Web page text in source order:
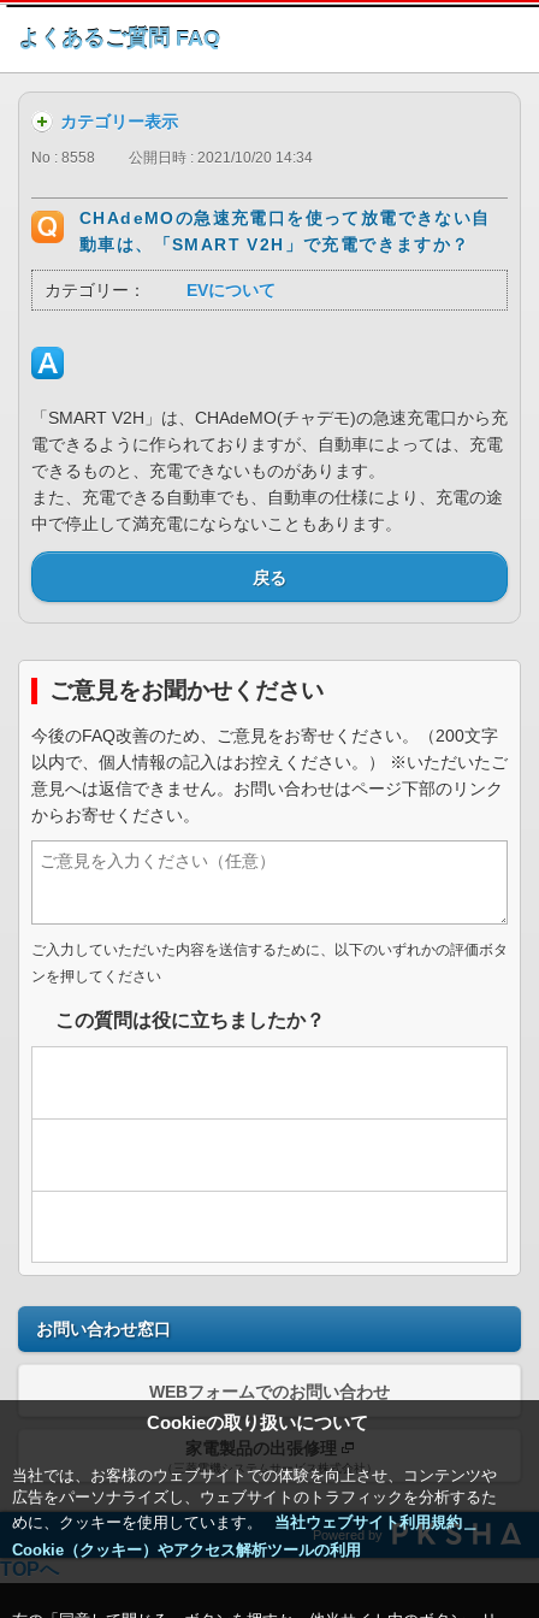
このページの本文へ
よくあるご質問 FAQ
Cookieの取り扱いについて
当社では、お客様のウェブサイトでの体験を向上させ、コンテンツや
広告をパーソナライズし、ウェブサイトのトラフィックを分析するた
めに、クッキーを使用しています。
当社ウェブサイト利用規約＿
Cookie（クッキー）やアクセス解析ツールの利用
カテゴリー表示
No : 8558 公開日時 : 2021/10/20 14:34
CHAdeMOの急速充電口を使って放電できない自
動車は、「SMART V2H」で充電できますか？
カテゴリー： EVについて
「SMART V2H」は、CHAdeMO(チャデモ)の急速充電口から充
電できるように作られておりますが、自動車によっては、充電
できるものと、充電できないものがあります。
また、充電できる自動車でも、自動車の仕様により、充電の途
中で停止して満充電にならないこともあります。
戻る
ご意見をお聞かせください
今後のFAQ改善のため、ご意見をお寄せください。（200文字
以内で、個人情報の記入はお控えください。） ※いただいたご
意見へは返信できません。お問い合わせはページ下部のリンク
からお寄せください。
ご入力していただいた内容を送信するために、以下のいずれかの評価ボタ
ンを押してください
この質問は役に立ちましたか？
お問い合わせ窓口
WEBフォームでのお問い合わせ
家電製品の出張修理
（三菱電機システムサービス株式会社）
Powered by
TOPへ